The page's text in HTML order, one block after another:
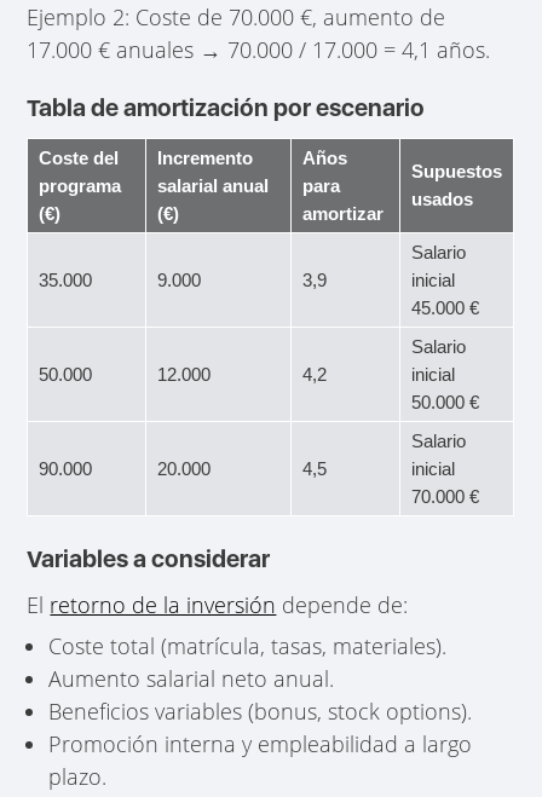
Ejemplo 2: Coste de 70.000 €, aumento de
17.000 € anuales → 70.000 / 17.000 = 4,1 años.
Tabla de amortización por escenario
Coste del
programa
(€)
Incremento
salarial anual
(€)
Años
para
amortizar
Supuestos
usados
35.000 9.000 3,9
Salario
inicial
45.000 €
50.000 12.000 4,2
Salario
inicial
50.000 €
90.000 20.000 4,5
Salario
inicial
70.000 €
Variables a considerar
El retorno de la inversión depende de:
Coste total (matrícula, tasas, materiales).
Aumento salarial neto anual.
Beneficios variables (bonus, stock options).
Promoción interna y empleabilidad a largo
plazo.